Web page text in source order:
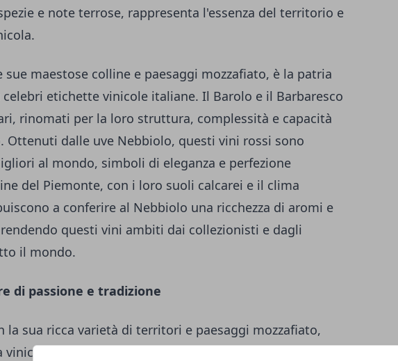
e note terrose, rappresenta l'essenza del territorio e
maestose colline e paesaggi mozzafiato, è la patria
etichette vinicole italiane. Il Barolo e il Barbaresco
rinomati per la loro struttura, complessità e capacità
Ottenuti dalle uve Nebbiolo, questi vini rossi sono
al mondo, simboli di eleganza e perfezione
del Piemonte, con i loro suoli calcarei e il clima
a conferire al Nebbiolo una ricchezza di aromi e
questi vini ambiti dai collezionisti e dagli
il mondo.
di passione e tradizione
la sua ricca varietà di territori e paesaggi mozzafiato,
unico e affascinante. La Toscana, forse la